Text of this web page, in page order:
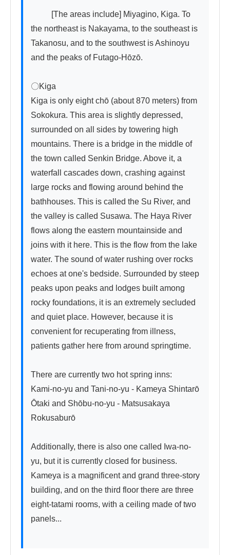
the northeast is Nakayama, to the southeast is
Takanosu, and to the southwest is Ashinoyu
and the peaks of Futago-Hōzō.
〇Kiga
Kiga is only eight chō (about 870 meters) from
Sokokura. This area is slightly depressed,
surrounded on all sides by towering high
mountains. There is a bridge in the middle of
the town called Senkin Bridge. Above it, a
waterfall cascades down, crashing against
large rocks and flowing around behind the
bathhouses. This is called the Su River, and
the valley is called Susawa. The Haya River
flows along the eastern mountainside and
joins with it here. This is the flow from the lake
water. The sound of water rushing over rocks
echoes at one's bedside. Surrounded by steep
peaks upon peaks and lodges built among
rocky foundations, it is an extremely secluded
and quiet place. However, because it is
convenient for recuperating from illness,
patients gather here from around springtime.
There are currently two hot spring inns:
Kami-no-yu and Tani-no-yu - Kameya Shintarō
Ōtaki and Shōbu-no-yu - Matsusakaya
Rokusaburō
Additionally, there is also one called Iwa-no-
yu, but it is currently closed for business.
Kameya is a magnificent and grand three-story
building, and on the third floor there are three
eight-tatami rooms, with a ceiling made of two
panels...